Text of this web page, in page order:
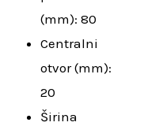
(mm): 80
Centralni
otvor (mm):
20
Širina